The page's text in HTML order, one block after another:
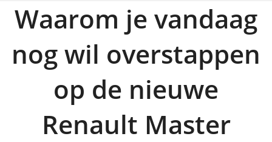
Waarom je vandaag
nog wil overstappen
op de nieuwe
Renault Master